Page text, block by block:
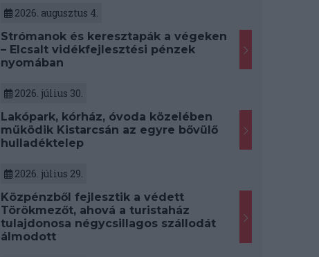
2026. augusztus 4.
Strómanok és keresztapák a végeken
– Elcsalt vidékfejlesztési pénzek
nyomában
2026. július 30.
Lakópark, kórház, óvoda közelében
működik Kistarcsán az egyre bővülő
hulladéktelep
2026. július 29.
Közpénzből fejlesztik a védett
Törökmezőt, ahová a turistaház
tulajdonosa négycsillagos szállodát
álmodott